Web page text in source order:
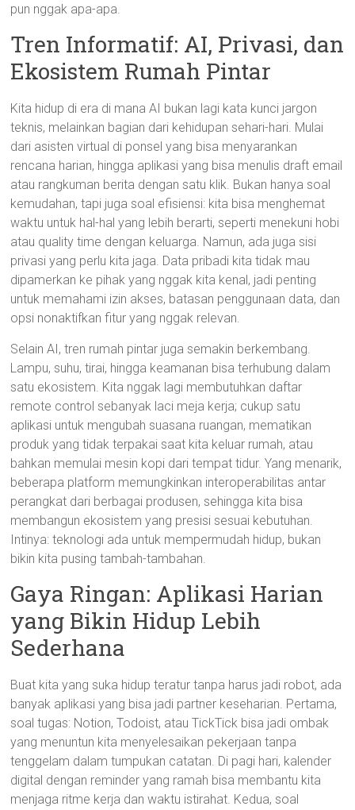
pun nggak apa-apa.
Tren Informatif: AI, Privasi, dan
Ekosistem Rumah Pintar
Kita hidup di era di mana AI bukan lagi kata kunci jargon
teknis, melainkan bagian dari kehidupan sehari-hari. Mulai
dari asisten virtual di ponsel yang bisa menyarankan
rencana harian, hingga aplikasi yang bisa menulis draft email
atau rangkuman berita dengan satu klik. Bukan hanya soal
kemudahan, tapi juga soal efisiensi: kita bisa menghemat
waktu untuk hal-hal yang lebih berarti, seperti menekuni hobi
atau quality time dengan keluarga. Namun, ada juga sisi
privasi yang perlu kita jaga. Data pribadi kita tidak mau
dipamerkan ke pihak yang nggak kita kenal, jadi penting
untuk memahami izin akses, batasan penggunaan data, dan
opsi nonaktifkan fitur yang nggak relevan.
Selain AI, tren rumah pintar juga semakin berkembang.
Lampu, suhu, tirai, hingga keamanan bisa terhubung dalam
satu ekosistem. Kita nggak lagi membutuhkan daftar
remote control sebanyak laci meja kerja; cukup satu
aplikasi untuk mengubah suasana ruangan, mematikan
produk yang tidak terpakai saat kita keluar rumah, atau
bahkan memulai mesin kopi dari tempat tidur. Yang menarik,
beberapa platform memungkinkan interoperabilitas antar
perangkat dari berbagai produsen, sehingga kita bisa
membangun ekosistem yang presisi sesuai kebutuhan.
Intinya: teknologi ada untuk mempermudah hidup, bukan
bikin kita pusing tambah-tambahan.
Gaya Ringan: Aplikasi Harian
yang Bikin Hidup Lebih
Sederhana
Buat kita yang suka hidup teratur tanpa harus jadi robot, ada
banyak aplikasi yang bisa jadi partner keseharian. Pertama,
soal tugas: Notion, Todoist, atau TickTick bisa jadi ombak
yang menuntun kita menyelesaikan pekerjaan tanpa
tenggelam dalam tumpukan catatan. Di pagi hari, kalender
digital dengan reminder yang ramah bisa membantu kita
menjaga ritme kerja dan waktu istirahat. Kedua, soal